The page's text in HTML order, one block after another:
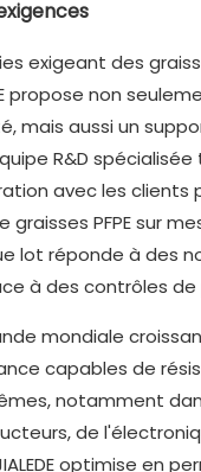
exigeant des
propose non
mais aussi un
R&D spécialisée
avec les clients
graisses PFPE sur
lot réponde à des
à des contrôles
mondiale
capables de
notamment
de
optimise en